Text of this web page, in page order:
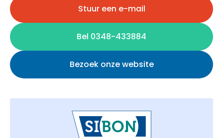
Stuur een e-mail
Bel 0348-433884
Bezoek onze website